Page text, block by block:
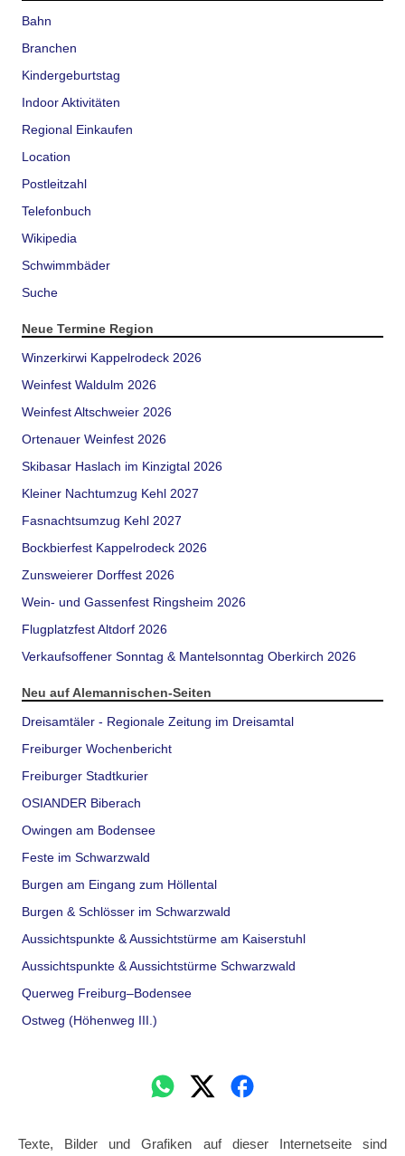
Bahn
Branchen
Kindergeburtstag
Indoor Aktivitäten
Regional Einkaufen
Location
Postleitzahl
Telefonbuch
Wikipedia
Schwimmbäder
Suche
Neue Termine Region
Winzerkirwi Kappelrodeck 2026
Weinfest Waldulm 2026
Weinfest Altschweier 2026
Ortenauer Weinfest 2026
Skibasar Haslach im Kinzigtal 2026
Kleiner Nachtumzug Kehl 2027
Fasnachtsumzug Kehl 2027
Bockbierfest Kappelrodeck 2026
Zunsweierer Dorffest 2026
Wein- und Gassenfest Ringsheim 2026
Flugplatzfest Altdorf 2026
Verkaufsoffener Sonntag & Mantelsonntag Oberkirch 2026
Neu auf Alemannischen-Seiten
Dreisamtäler - Regionale Zeitung im Dreisamtal
Freiburger Wochenbericht
Freiburger Stadtkurier
OSIANDER Biberach
Owingen am Bodensee
Feste im Schwarzwald
Burgen am Eingang zum Höllental
Burgen & Schlösser im Schwarzwald
Aussichtspunkte & Aussichtstürme am Kaiserstuhl
Aussichtspunkte & Aussichtstürme Schwarzwald
Querweg Freiburg–Bodensee
Ostweg (Höhenweg III.)
Texte, Bilder und Grafiken auf dieser Internetseite sind